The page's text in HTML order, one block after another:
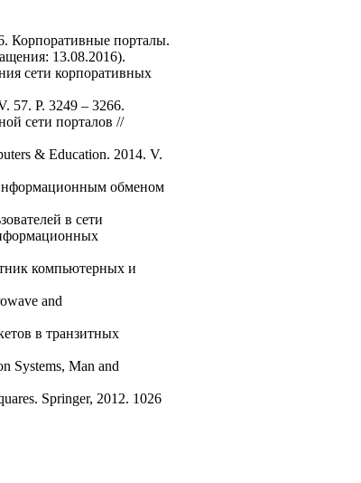
Корпоративные порталы.
13.08.2016).
сети корпоративных
57. P. 3249 – 3266.
сети порталов //
& Education. 2014. V.
обменом
в сети
компьютерных и
and
в транзитных
Systems, Man and
Springer, 2012. 1026